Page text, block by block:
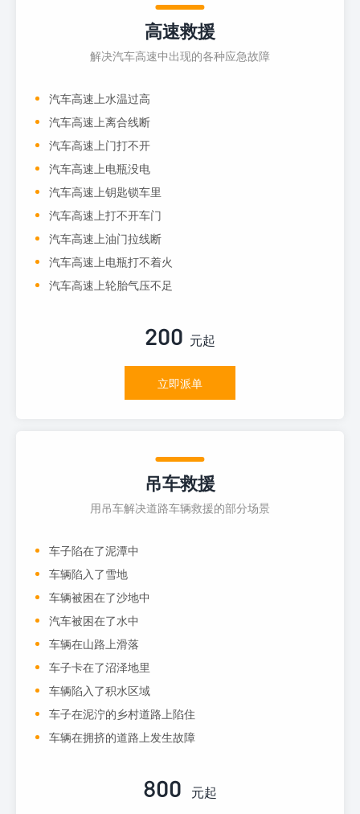
高速救援
解决汽车高速中出现的各种应急故障
汽车高速上水温过高
汽车高速上离合线断
汽车高速上门打不开
汽车高速上电瓶没电
汽车高速上钥匙锁车里
汽车高速上打不开车门
汽车高速上油门拉线断
汽车高速上电瓶打不着火
汽车高速上轮胎气压不足
200 元起
立即派单
吊车救援
用吊车解决道路车辆救援的部分场景
车子陷在了泥潭中
车辆陷入了雪地
车辆被困在了沙地中
汽车被困在了水中
车辆在山路上滑落
车子卡在了沼泽地里
车辆陷入了积水区域
车子在泥泞的乡村道路上陷住
车辆在拥挤的道路上发生故障
800 元起